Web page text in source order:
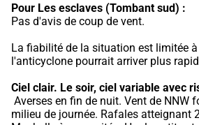
Pour Les esclaves (Tombant sud) :
Pas d'avis de coup de vent.
La fiabilité de la situation est limitée à
l'anticyclone pourrait arriver plus
Ciel clair. Le soir, ciel variable avec
milieu de journée. Rafales atteignant